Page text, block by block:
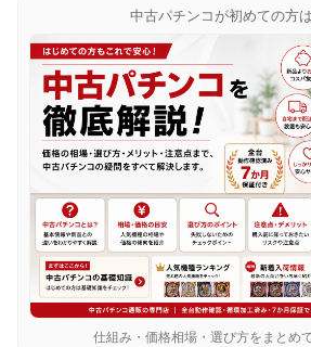
中古パチンコが初めての方
仕組み・価格相場・選び方をまとめ